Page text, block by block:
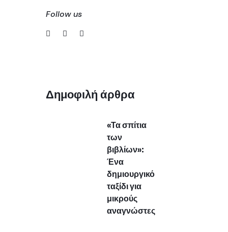
Follow us
Δημοφιλή άρθρα
«Τα σπίτια
των
βιβλίων»:
Ένα
δημιουργικό
ταξίδι για
μικρούς
αναγνώστες